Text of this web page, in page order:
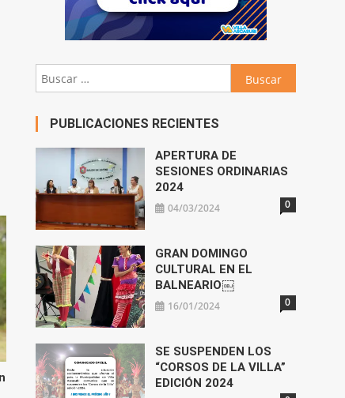
Buscar:
PUBLICACIONES RECIENTES
APERTURA DE
SESIONES ORDINARIAS
2024
04/03/2024 0
GRAN DOMINGO
CULTURAL EN EL
BALNEARIO￼
16/01/2024 0
SE SUSPENDEN LOS
“CORSOS DE LA VILLA”
EDICIÓN 2024